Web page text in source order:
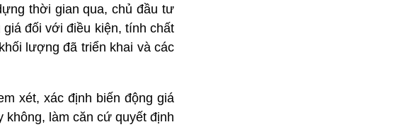
thời gian qua, chủ đầu tư
đối với điều kiện, tính chất
lượng đã triển khai và các
xét, xác định biến động giá
làm căn cứ quyết định